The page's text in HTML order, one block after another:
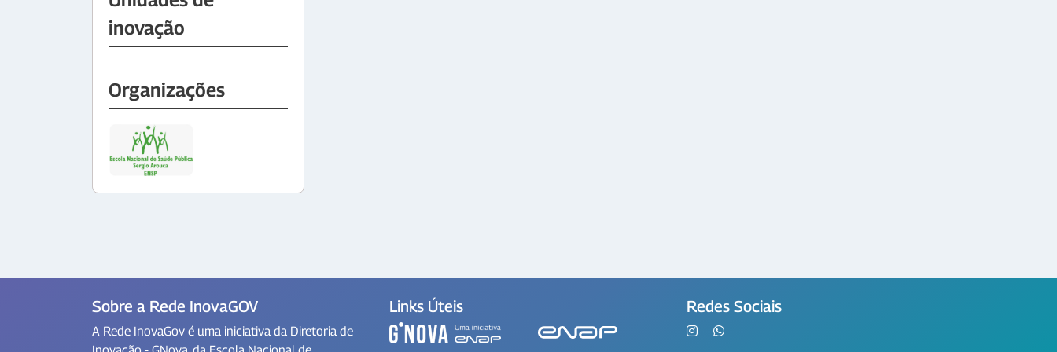
inovação
Organizações
Sobre a Rede InovaGOV
A Rede InovaGov é uma iniciativa da Diretoria de
Links Úteis Redes Sociais